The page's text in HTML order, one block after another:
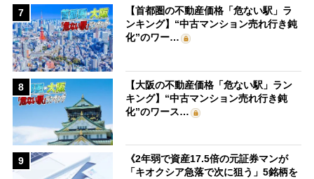
7
【首都圏の不動産価格「危ない駅」ラ
ンキング】“中古マンション売れ行き鈍
化”のワー…
8
【大阪の不動産価格「危ない駅」ラン
キング】“中古マンション売れ行き鈍
化”のワース…
9
《2年弱で資産17.5倍の元証券マンが
「キオクシア急落で次に狙う」5銘柄を